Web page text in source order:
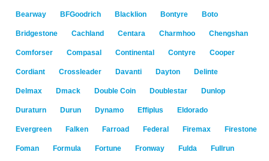
Bearway BFGoodrich Blacklion Bontyre Boto
Bridgestone Cachland Centara Charmhoo Chengshan
Comforser Compasal Continental Contyre Cooper
Cordiant Crossleader Davanti Dayton Delinte
Delmax Dmack Double Coin Doublestar Dunlop
Duraturn Durun Dynamo Effiplus Eldorado
Evergreen Falken Farroad Federal Firemax Firestone
Foman Formula Fortune Fronway Fulda Fullrun